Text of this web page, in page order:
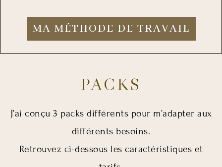
MA MÉTHODE DE TRAVAIL
PACKS
J’ai conçu 3 packs différents pour m’adapter aux
différents besoins.
Retrouvez ci-dessous les caractéristiques et